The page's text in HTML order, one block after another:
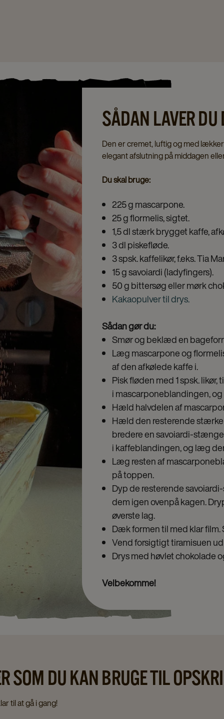
SÅDAN LAVER
Den er cremet, luftig og med
elegant afslutning på middagen
Du skal bruge:
225 g mascarpone.
25 g flormelis, sigtet.
1,5 dl stærk brygget kaffe,
3 dl piskefløde.
3 spsk. kaffelikør, f.eks. Tia
15 g savoiardi (ladyfingers).
50 g bittersøg eller mørk
Kakaopulver til drys.
Sådan gør du:
Smør og beklæd en
Læg mascarpone og
af den afkølede kaffe i.
Pisk fløden med 1 spsk.
i mascarponeblandingen,
Hæld halvdelen af
Hæld den resterende stærke
bredere en savoiardi-
i kaffeblandingen, og læg
Læg resten af
på toppen.
Dyp de resterende
dem igen ovenpå kagen.
øverste lag.
Dæk formen til med klar film.
Vend forsigtigt tiramisuen
Drys med høvlet chokolade
Velbekomme!
SOM DU KAN BRUGE TIL
til at gå i gang!